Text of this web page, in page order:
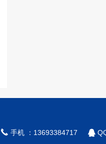
 手机 ：13693384717 